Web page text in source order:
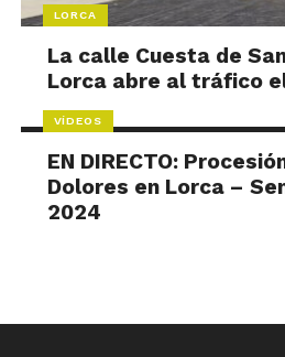
LORCA
La calle Cuesta de
Lorca abre al tráfico
VÍDEOS
EN DIRECTO:
Dolores en Lorca –
2024